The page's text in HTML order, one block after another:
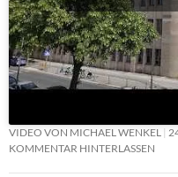
VIDEO VON MICHAEL WENKEL
KOMMENTAR HINTERLASSEN